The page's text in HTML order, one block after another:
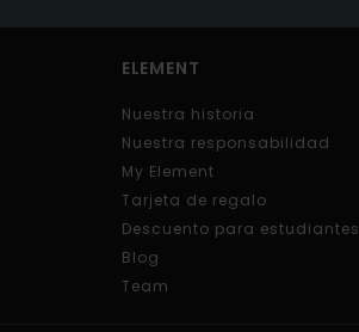
ELEMENT
Nuestra historia
Nuestra responsabilidad
My Element
Tarjeta de regalo
Descuento para estudiantes
Blog
Team